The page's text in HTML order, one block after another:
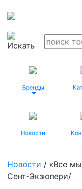
Бренды
Новости
Новости / «Все
Сент-Экзюпери/